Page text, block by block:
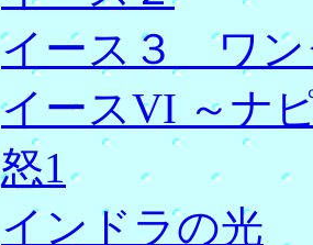
イース３ ワン
イースVI ～ナ
怒1
インドラの光